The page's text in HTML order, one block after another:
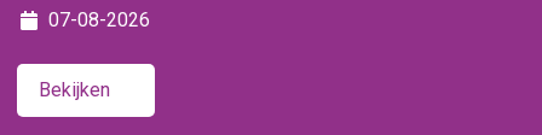
07-08-2026
Bekijken